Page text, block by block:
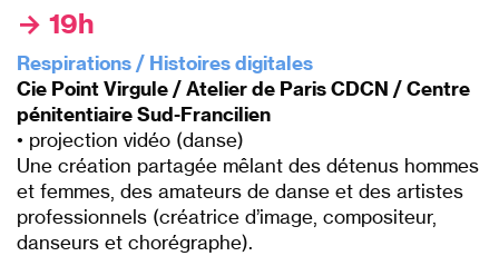
→ 19h
Respirations / Histoires digitales
Cie Point Virgule / Atelier de Paris CDCN / Centre
pénitentiaire Sud-Francilien
• projection vidéo (danse)
Une création partagée mêlant des détenus hommes
et femmes, des amateurs de danse et des artistes
professionnels (créatrice d’image, compositeur,
danseurs et chorégraphe).